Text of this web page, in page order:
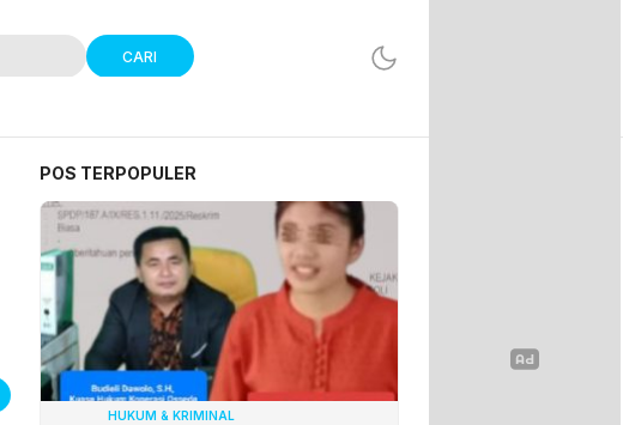
CARI
POS TERPOPULER
HUKUM & KRIMINAL